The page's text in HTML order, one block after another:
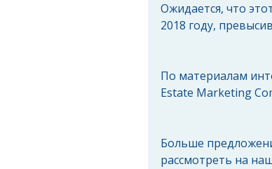
Ожидается, что
2018 году,
По материалам
Estate Marketing
Больше
рассмотреть на